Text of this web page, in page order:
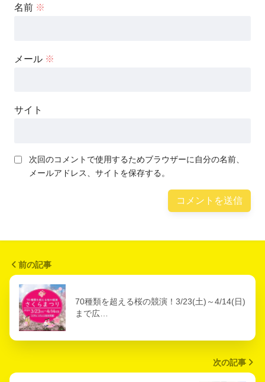
名前 ※
メール ※
サイト
次回のコメントで使用するためブラウザーに自分の名前、
メールアドレス、サイトを保存する。
前の記事
70種類を超える桜の競演！3/23(土)～4/14(日)
まで広…
次の記事